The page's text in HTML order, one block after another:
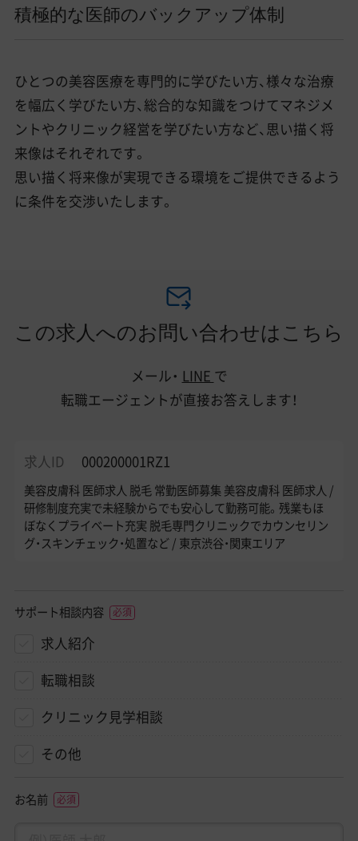
積極的な医師のバックアップ体制
ひとつの美容医療を専門的に学びたい方、様々な治療
を幅広く学びたい方、総合的な知識をつけてマネジメ
ントやクリニック経営を学びたい方など、思い描く将
来像はそれぞれです。
思い描く将来像が実現できる環境をご提供できるよう
に条件を交渉いたします。
この求人へのお問い合わせはこちら
メール・ LINE で
転職エージェントが直接お答えします！
求人ID 000200001RZ1
美容皮膚科 医師求人 脱毛 常勤医師募集 美容皮膚科 医師求人 /
研修制度充実で未経験からでも安心して勤務可能。残業もほ
ぼなくプライベート充実 脱毛専門クリニックでカウンセリン
グ・スキンチェック・処置など / 東京渋谷・関東エリア
サポート相談内容
求人紹介
転職相談
クリニック見学相談
その他
お名前